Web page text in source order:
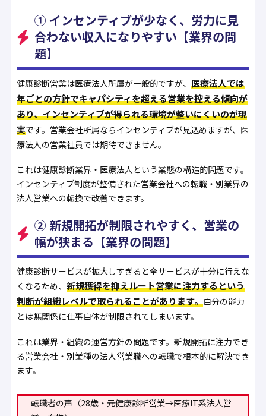
① インセンティブが少なく、労力に見
合わない収入になりやすい【業界の問
題】
健康診断営業は医療法人所属が一般的ですが、 医療法人では
年ごとの方針でキャパシティを超える営業を控える傾向が
あり、インセンティブが得られる環境が整いにくいのが現
実です。営業会社所属ならインセンティブが見込めますが、医
療法人の営業社員では期待できません。
これは健康診断業界・医療法人という業態の構造的問題です。
インセンティブ制度が整備された営業会社への転職・別業界の
法人営業への転換で改善できます。
② 新規開拓が制限されやすく、営業の
幅が狭まる【業界の問題】
健康診断サービスが拡大しすぎると全サービスが十分に行えな
くなるため、 新規獲得を抑えルート営業に注力するという
判断が組織レベルで取られることがあります。自分の能力
とは無関係に仕事自体が制限されてしまいます。
これは業界・組織の運営方針の問題です。新規開拓に注力でき
る営業会社・別業種の法人営業職への転職で根本的に解決でき
ます。
転職者の声（28歳・元健康診断営業→医療IT系法人営